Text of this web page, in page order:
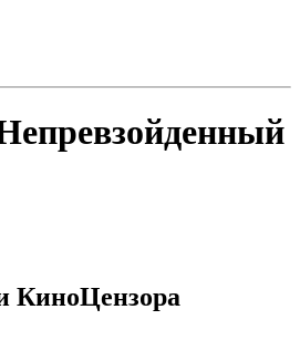
КиноЦензора